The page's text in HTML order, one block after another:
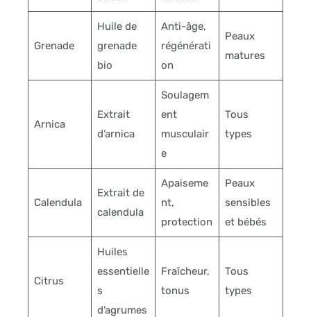
Grenade
Huile de
grenade
bio
Anti-âge,
régénérati
on
Peaux
matures
Arnica
Extrait
d’arnica
Soulagem
ent
musculair
e
Tous
types
Calendula
Extrait de
calendula
Apaiseme
nt,
protection
Peaux
sensibles
et bébés
Citrus
Huiles
essentielle
s
d’agrumes
Fraîcheur,
tonus
Tous
types